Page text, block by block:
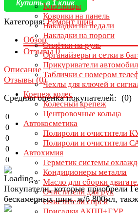
Ключницы
Коврики на панель
Накладки на педали
Накладки на пороги
Оплётки на руль
Органайзеры и сетки в
Прикуриватели
Таблички с номером
Чехлы для ключей и
Крепеж колес
Колесный крепеж
Центровочные кольца
Автокосметика
Полироли и очистители
Полироли и очистители
Автохимия
Герметик системы
Кондиционеры металла
Масло для сборки
Очистители для рук
Очистители спрей
Купить в 1 клик
Категория:Ремонт шин
Обзор
Отзывы0
Описание
Отзывы (0)
Средняя оценка покупателей: (0)
0
0
0
0
0
Покупатели, которые приобрели
бескамерных шин, ж/б 800мл,